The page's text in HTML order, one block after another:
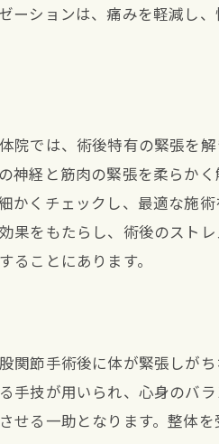
ーションは、痛みを軽減し、
院では、術後特有の緊張を
神経と筋肉の緊張を柔らか
かくチェックし、最適な施術
果をもたらし、術後のスト
ことにあります。
節手術後に体が緊張しがち
手技が用いられ、心身のバ
せる一助となります。整体